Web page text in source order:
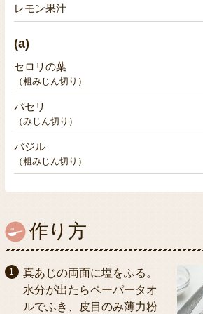
レモン果汁
(a)
セロリの葉
（粗みじん切り）
パセリ
（みじん切り）
バジル
（粗みじん切り）
作り方
真あじの両面に塩をふる。
水分が出たらペーパータオ
ルでふき、皮目のみ薄力粉